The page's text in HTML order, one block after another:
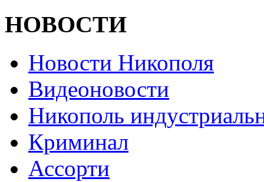
НОВОСТИ
Новости Никополя
Видеоновости
Никополь
Криминал
Ассорти